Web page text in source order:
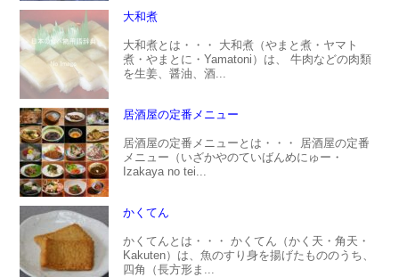
大和煮
大和煮とは・・・ 大和煮（やまと煮・ヤマト
煮・やまとに・Yamatoni）は、 牛肉などの肉類
を生姜、醤油、酒...
居酒屋の定番メニュー
居酒屋の定番メニューとは・・・ 居酒屋の定番
メニュー（いざかやのていばんめにゅー・
Izakaya no tei...
かくてん
かくてんとは・・・ かくてん（かく天・角天・
Kakuten）は、魚のすり身を揚げたもののうち、
四角（長方形ま...